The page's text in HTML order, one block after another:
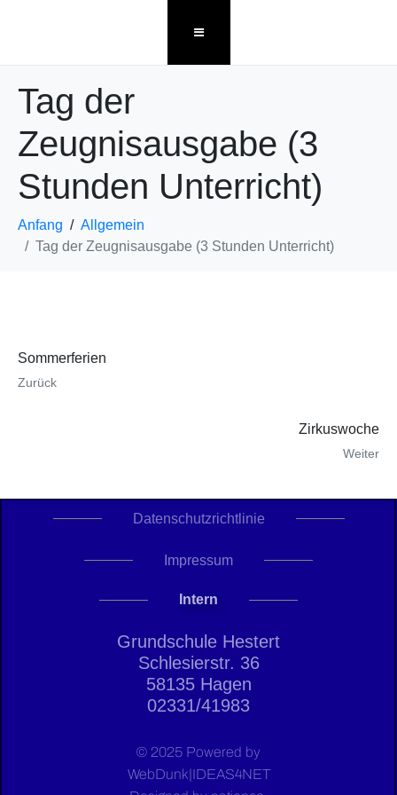
Tag der
Zeugnisausgabe (3
Stunden Unterricht)
Anfang
Allgemein
Tag der Zeugnisausgabe (3 Stunden Unterricht)
Sommerferien
Zurück
Zirkuswoche
Weiter
Datenschutzrichtlinie
Impressum
Intern
Grundschule Hestert
Schlesierstr. 36
58135 Hagen
02331/41983
© 2025 Powered by
WebDunk|IDEAS4NET